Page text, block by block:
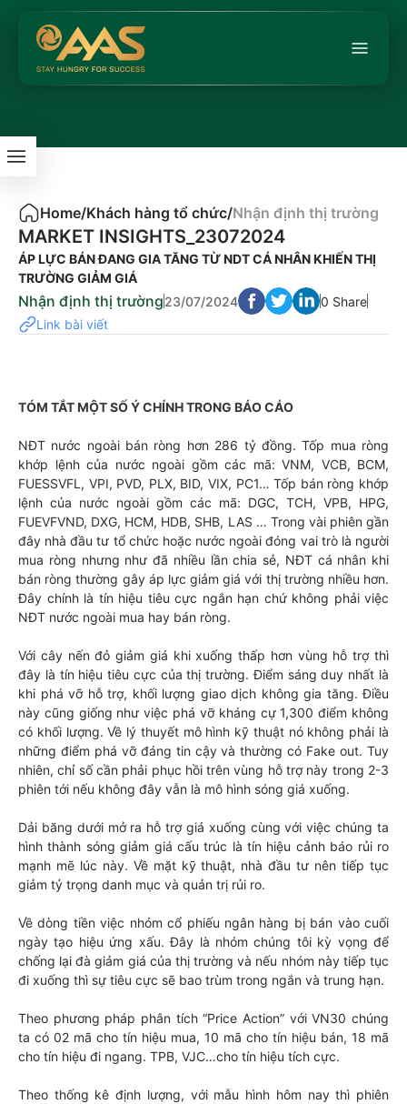
Home/Khách hàng tổ chức/Nhận định thị trường
MARKET INSIGHTS_23072024
ÁP LỰC BÁN ĐANG GIA TĂNG TỪ NDT CÁ NHÂN KHIẾN THỊ
TRƯỜNG GIẢM GIÁ
Nhận định thị trường23/07/2024
0 Share
Link bài viết
TÓM TẮT MỘT SỐ Ý CHÍNH TRONG BÁO CÁO
NĐT nước ngoài bán ròng hơn 286 tỷ đồng. Tốp mua ròng
khớp lệnh của nước ngoài gồm các mã: VNM, VCB, BCM,
FUESSVFL, VPI, PVD, PLX, BID, VIX, PC1… Tốp bán ròng khớp
lệnh của nước ngoài gồm các mã: DGC, TCH, VPB, HPG,
FUEVFVND, DXG, HCM, HDB, SHB, LAS … Trong vài phiên gần
đây nhà đầu tư tổ chức hoặc nước ngoài đóng vai trò là người
mua ròng nhưng như đã nhiều lần chia sẻ, NĐT cá nhân khi
bán ròng thường gây áp lực giảm giá với thị trường nhiều hơn.
Đây chính là tín hiệu tiêu cực ngắn hạn chứ không phải việc
NĐT nước ngoài mua hay bán ròng.
Với cây nến đỏ giảm giá khi xuống thấp hơn vùng hỗ trợ thì
đây là tín hiệu tiêu cực của thị trường. Điểm sáng duy nhất là
khi phá vỡ hỗ trợ, khối lượng giao dịch không gia tăng. Điều
này cũng giống như việc phá vỡ kháng cự 1,300 điểm không
có khối lượng. Về lý thuyết mô hình kỹ thuật nó không phải là
những điểm phá vỡ đáng tin cậy và thường có Fake out. Tuy
nhiên, chỉ số cần phải phục hồi trên vùng hỗ trợ này trong 2-3
phiên tới nếu không đây vẫn là mô hình sóng giá xuống.
Dải băng dưới mở ra hỗ trợ giá xuống cùng với việc chúng ta
hình thành sóng giảm giá cấu trúc là tín hiệu cảnh báo rủi ro
mạnh mẽ lúc này. Về mặt kỹ thuật, nhà đầu tư nên tiếp tục
giảm tỷ trọng danh mục và quản trị rủi ro.
Về dòng tiền việc nhóm cổ phiếu ngân hàng bị bán vào cuối
ngày tạo hiệu ứng xấu. Đây là nhóm chúng tôi kỳ vọng để
chống lại đà giảm giá của thị trường và nếu nhóm này tiếp tục
đi xuống thì sự tiêu cực sẽ bao trùm trong ngắn và trung hạn.
Theo phương pháp phân tích “Price Action” với VN30 chúng
ta có 02 mã cho tín hiệu mua, 10 mã cho tín hiệu bán, 18 mã
cho tín hiệu đi ngang. TPB, VJC…cho tín hiệu tích cực.
Theo thống kê định lượng, với mẫu hình hôm nay thì phiên